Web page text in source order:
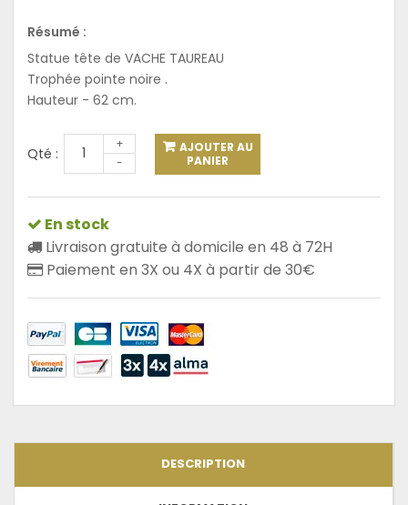
Résumé :
Statue tête de VACHE TAUREAU
Trophée pointe noire .
Hauteur - 62 cm.
Qté :
+
-
AJOUTER AU
PANIER
En stock
Livraison gratuite à domicile en 48 à 72H
Paiement en 3X ou 4X à partir de 30€
DESCRIPTION